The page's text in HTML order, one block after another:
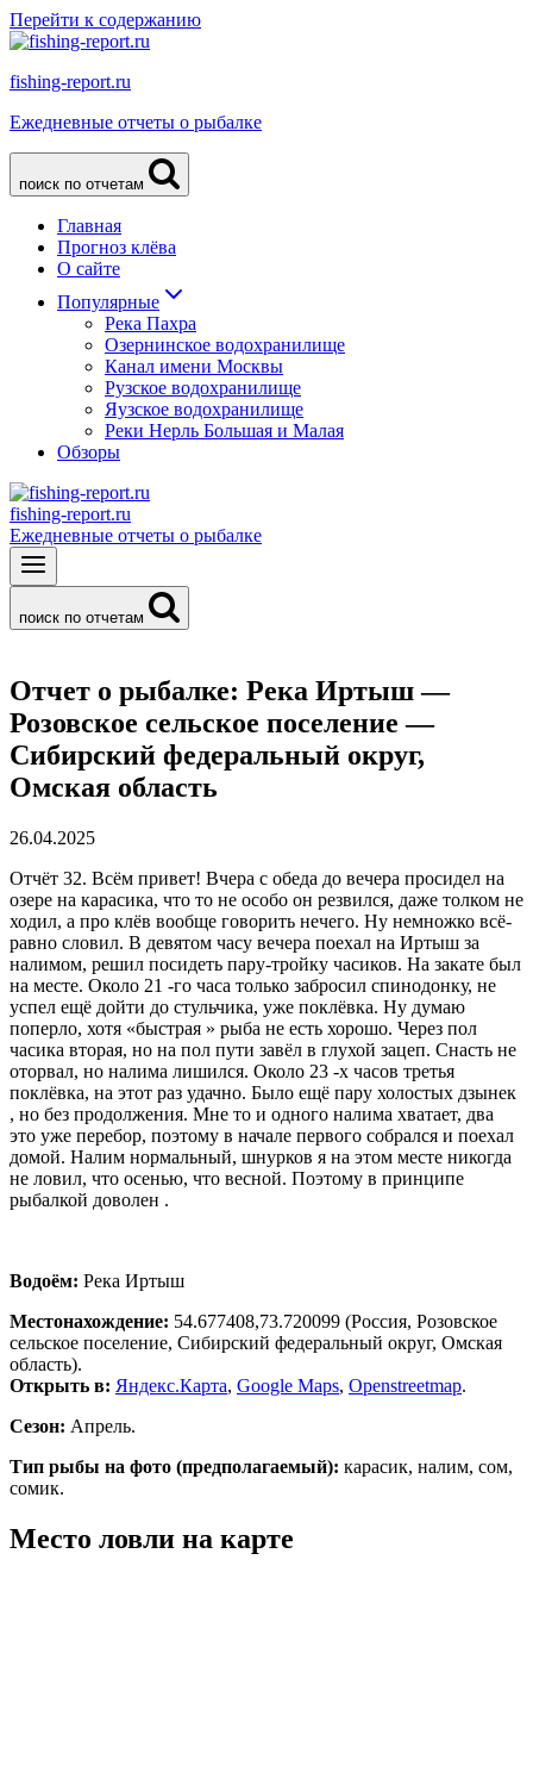
Перейти к содержанию
fishing-report.ru
Ежедневные отчеты о рыбалке
поиск по отчетам
Главная
Прогноз клёва
О сайте
Популярные
Река Пахра
Озернинское водохранилище
Канал имени Москвы
Рузское водохранилище
Яузское водохранилище
Реки Нерль Большая и Малая
Обзоры
fishing-report.ru
Ежедневные отчеты о рыбалке
поиск по отчетам
Отчет о рыбалке: Река Иртыш —
Розовское сельское поселение —
Сибирский федеральный округ,
Омская область
26.04.2025
Отчёт 32. Всём привет! Вчера с обеда до вечера просидел на
озере на карасика, что то не особо он резвился, даже толком не
ходил, а про клёв вообще говорить нечего. Ну немножко всё-
равно словил. В девятом часу вечера поехал на Иртыш за
налимом, решил посидеть пару-тройку часиков. На закате был
на месте. Около 21 -го часа только забросил спинодонку, не
успел ещë дойти до стульчика, уже поклёвка. Ну думаю
поперло, хотя «быстрая » рыба не есть хорошо. Через пол
часика вторая, но на пол пути завёл в глухой зацеп. Снасть не
оторвал, но налима лишился. Около 23 -х часов третья
поклёвка, на этот раз удачно. Было ещё пару холостых дзынек
, но без продолжения. Мне то и одного налима хватает, два
это уже перебор, поэтому в начале первого собрался и поехал
домой. Налим нормальный, шнурков я на этом месте никогда
не ловил, что осенью, что весной. Поэтому в принципе
рыбалкой доволен .
Водоём: Река Иртыш
Местонахождение: 54.677408,73.720099 (Россия, Розовское
сельское поселение, Сибирский федеральный округ, Омская
область).
Открыть в: Яндекс.Карта, Google Maps, Openstreetmap.
Сезон: Апрель.
Тип рыбы на фото (предполагаемый): карасик, налим, сом,
сомик.
Место ловли на карте